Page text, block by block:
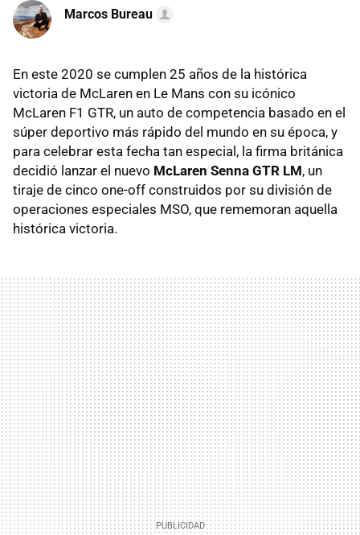
Marcos Bureau
En este 2020 se cumplen 25 años de la histórica
victoria de McLaren en Le Mans con su icónico
McLaren F1 GTR, un auto de competencia basado en el
súper deportivo más rápido del mundo en su época, y
para celebrar esta fecha tan especial, la firma británica
decidió lanzar el nuevo McLaren Senna GTR LM, un
tiraje de cinco one-off construidos por su división de
operaciones especiales MSO, que rememoran aquella
histórica victoria.